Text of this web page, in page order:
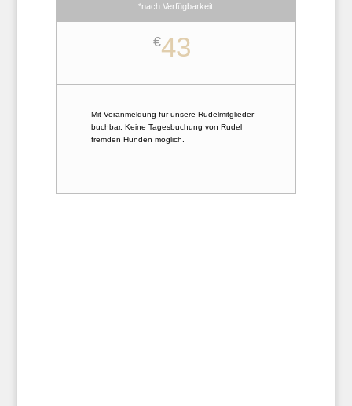
*nach Verfügbarkeit
€43
Mit Voranmeldung für unsere Rudelmitglieder
buchbar. Keine Tagesbuchung von Rudel
fremden Hunden möglich.